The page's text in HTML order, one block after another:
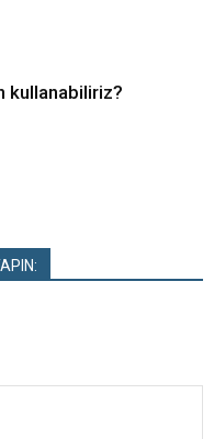
kullanabiliriz?